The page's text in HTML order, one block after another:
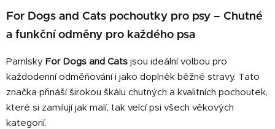
a
c
p
r
v
k
y
v
n
For Dogs and Cats pochoutky pro psy – Chutné
a funkční odměny pro každého psa
Pamlsky For Dogs and Cats jsou ideální volbou pro
každodenní odměňování i jako doplněk běžné stravy. Tato
značka přináší širokou škálu chutných a kvalitních pochoutek,
které si zamilují jak malí, tak velcí psi všech věkových
kategorií.